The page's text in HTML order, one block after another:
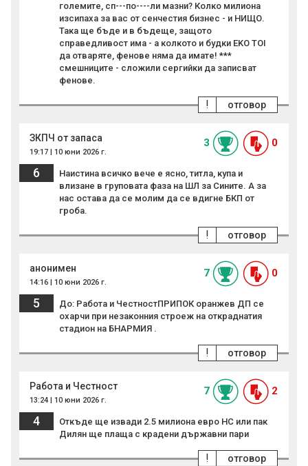
големите, сп---по----ли мазни? Колко милиона
изсипаха за вас от сенчестия бизнес - и НИЩО.
Така ще бъде и в бъдеще, защото
справедливост има - a колкото и будки EKO TOI
да отваряте, фенове няма да имате! ***
смешниците - сложили сергийки да записват
фенове.
отговор
!
ЗКПЧ от запаса
19:17 | 10 юни 2026 г.
3 0
6
Наистина всичко вече е ясно, титла, купа и
влизане в груповата фаза на ШЛ за Сините. А за
нас остава да се молим да се вдигне БКП от
гроба.
отговор
!
анонимен
14:16 | 10 юни 2026 г.
7 0
5
До: Работа и ЧестностПРИПОК оранжев ДП се
охарчи при незаконния строеж на откраднатия
стадион на БНАРМИЯ .
отговор
!
Работа и Честност
13:24 | 10 юни 2026 г.
7 2
4
Откъде ще извади 2.5 милиона евро НС или пак
Дилян ще плаща с крадени държавни пари
отговор
!